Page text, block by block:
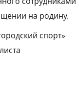
на родину.
спорт»